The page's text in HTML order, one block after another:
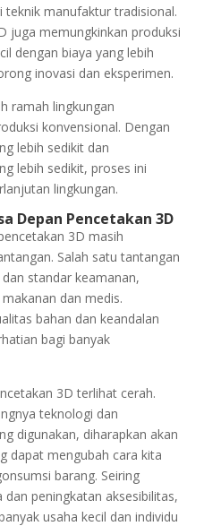
manufaktur tradisional.
juga memungkinkan produksi
dengan biaya yang lebih
inovasi dan eksperimen.
ramah lingkungan
konvensional. Dengan
lebih sedikit dan
lebih sedikit, proses ini
lingkungan.
Depan Pencetakan 3D
3D masih
Salah satu tantangan
standar keamanan,
dan medis.
bahan dan keandalan
bagi banyak
3D terlihat cerah.
teknologi dan
digunakan, diharapkan akan
dapat mengubah cara kita
barang. Seiring
dan peningkatan aksesibilitas,
usaha kecil dan individu